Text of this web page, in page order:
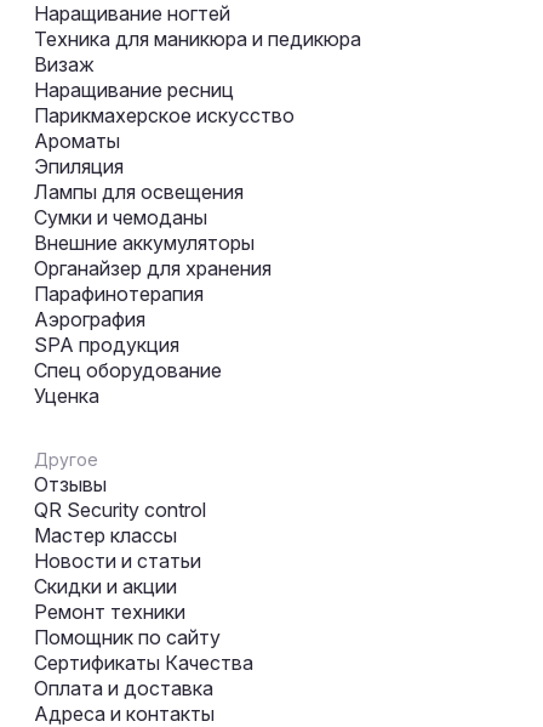
Наращивание ногтей
Техника для маникюра и педикюра
Визаж
Наращивание ресниц
Парикмахерское искусство
Ароматы
Эпиляция
Лампы для освещения
Сумки и чемоданы
Внешние аккумуляторы
Органайзер для хранения
Парафинотерапия
Аэрография
SPA продукция
Спец оборудование
Уценка
Другое
Отзывы
QR Security control
Мастер классы
Новости и статьи
Скидки и акции
Ремонт техники
Помощник по сайту
Сертификаты Качества
Оплата и доставка
Адреса и контакты